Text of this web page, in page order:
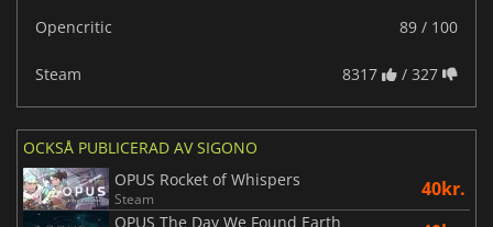
Opencritic 89 / 100
Steam 8317 / 327
OCKSÅ PUBLICERAD AV SIGONO
OPUS Rocket of Whispers
Steam 40kr.
OPUS The Day We Found Earth